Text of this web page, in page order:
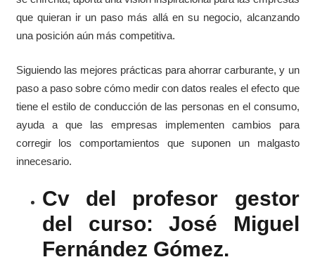
que quieran ir un paso más allá en su negocio, alcanzando
una posición aún más competitiva.
Siguiendo las mejores prácticas para ahorrar carburante, y un
paso a paso sobre cómo medir con datos reales el efecto que
tiene el estilo de conducción de las personas en el consumo,
ayuda a que las empresas implementen cambios para
corregir los comportamientos que suponen un malgasto
innecesario.
Cv del profesor gestor
del curso: José Miguel
Fernández Gómez.